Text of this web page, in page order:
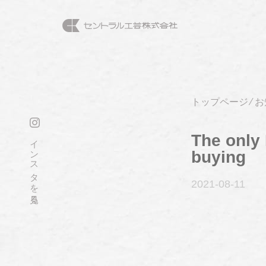
インスタを見る
トップページ⁄
The only
buying
2021-08-11